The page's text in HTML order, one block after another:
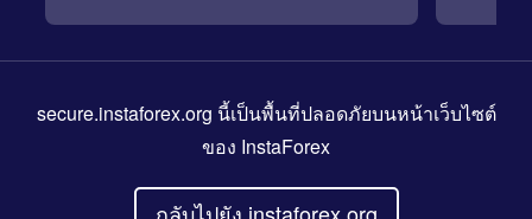
secure.instaforex.org นี้เป็นพื้นที่ปลอดภัยบนหน้าเว็บไซต์
ของ InstaForex